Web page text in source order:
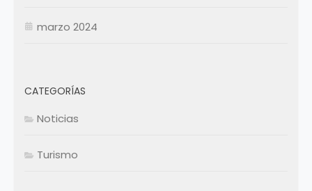
marzo 2024
CATEGORÍAS
Noticias
Turismo